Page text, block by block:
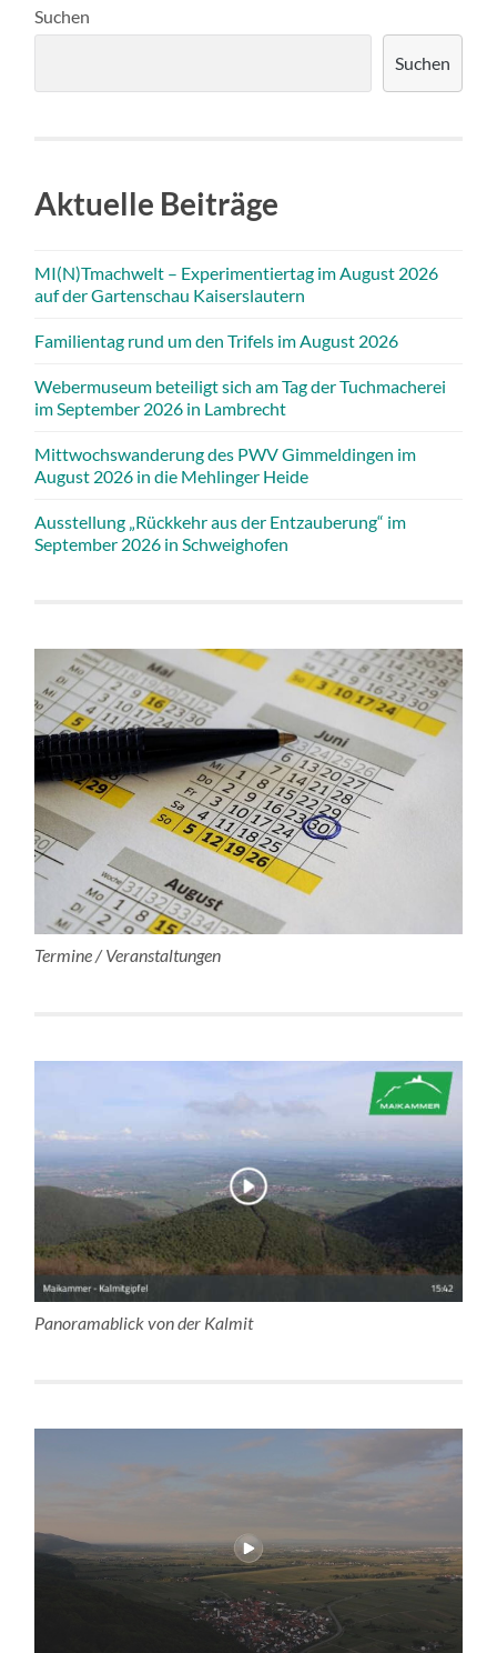
Suchen
Suchen
Aktuelle Beiträge
MI(N)Tmachwelt – Experimentiertag im August 2026
auf der Gartenschau Kaiserslautern
Familientag rund um den Trifels im August 2026
Webermuseum beteiligt sich am Tag der Tuchmacherei
im September 2026 in Lambrecht
Mittwochswanderung des PWV Gimmeldingen im
August 2026 in die Mehlinger Heide
Ausstellung „Rückkehr aus der Entzauberung“ im
September 2026 in Schweighofen
Termine / Veranstaltungen
Panoramablick von der Kalmit